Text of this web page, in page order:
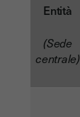
Entità
(Sede
centrale)